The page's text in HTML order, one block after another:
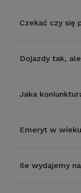
Czekać czy się
Dojazdy tak,
Jaka
Emeryt w
Ile wydajemy